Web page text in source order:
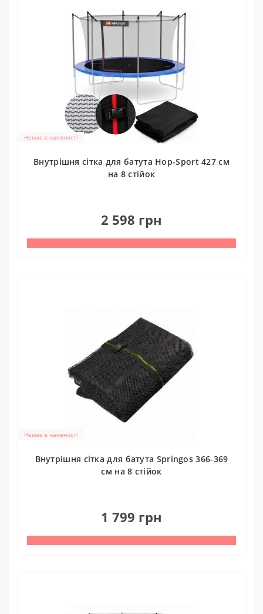
Немає в наявності
Внутрішня сітка для батута Hop-Sport 427 см
на 8 стійок
2 598 грн
Немає в наявності
Внутрішня сітка для батута Springos 366-369
см на 8 стійок
1 799 грн